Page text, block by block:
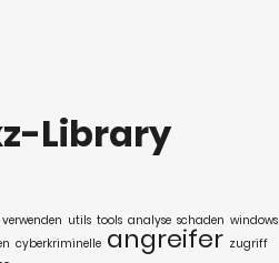
Library
verwenden utils tools analyse schaden windows
cyberkriminelle angreifer zugriff